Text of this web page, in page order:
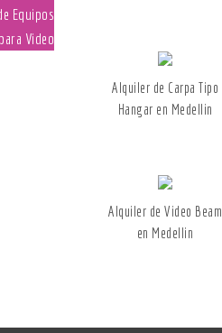
Alquiler de Carpa Tipo
Hangar en Medellin
Alquiler de Video Beam
en Medellin